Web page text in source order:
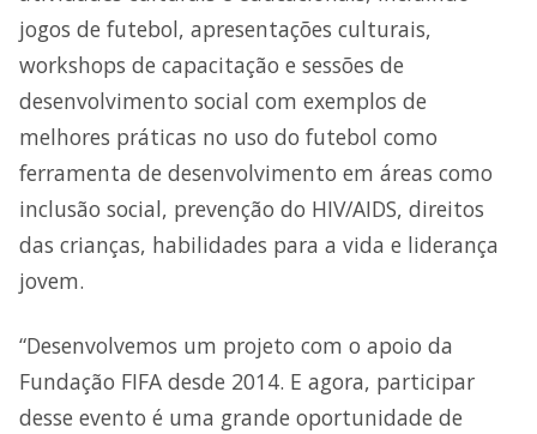
jogos de futebol, apresentações culturais,
workshops de capacitação e sessões de
desenvolvimento social com exemplos de
melhores práticas no uso do futebol como
ferramenta de desenvolvimento em áreas como
inclusão social, prevenção do HIV/AIDS, direitos
das crianças, habilidades para a vida e liderança
jovem.
“Desenvolvemos um projeto com o apoio da
Fundação FIFA desde 2014. E agora, participar
desse evento é uma grande oportunidade de